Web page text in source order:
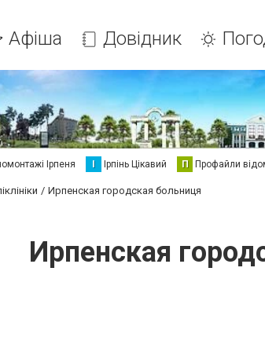
Афіша Довідник
Ірпеня І Ірпінь Цікавий П Профайли
Ирпенская городская больниця
Ирпенская